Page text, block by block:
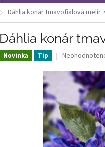
Dáhlia konár tmavofialová melír
Dáhlia konár
Novinka Tip
Priemerné
produktu
z
5
hviezdičiek.